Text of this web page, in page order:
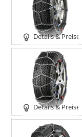
Details & Preise
Details & Preise